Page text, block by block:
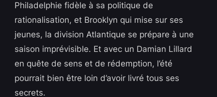
Philadelphie fidèle à sa politique de
rationalisation, et Brooklyn qui mise sur ses
jeunes, la division Atlantique se prépare à une
saison imprévisible. Et avec un Damian Lillard
en quête de sens et de rédemption, l’été
pourrait bien être loin d’avoir livré tous ses
secrets.